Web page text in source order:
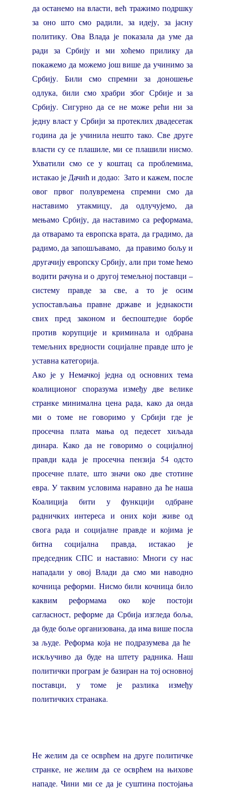
да останемо на власти, већ тражимо подршку
за оно што смо радили, за идеју, за јасну
политику. Ова Влада је показала да уме да
ради за Србију и ми хоћемо прилику да
покажемо да можемо још више да учинимо за
Србију. Били смо спремни за доношење
одлука, били смо храбри због Србије и за
Србију. Сигурно да се не може рећи ни за
једну власт у Србији за протеклих двадесетак
година да је учинила нешто тако. Све друге
власти су се плашиле, ми се плашили нисмо.
Ухватили смо се у коштац са проблемима,
истакао је Дачић и додао: Зато и кажем, после
овог првог полувремена спремни смо да
наставимо утакмицу, да одлучујемо, да
мењамо Србију, да наставимо са реформама,
да отварамо та европска врата, да градимо, да
радимо, да запошљавамо, да правимо бољу и
другачију европску Србију, али при томе ћемо
водити рачуна и о другој темељној поставци –
систему правде за све, а то је осим
успостављања правне државе и једнакости
свих пред законом и беспоштедне борбе
против корупције и криминала и одбрана
темељних вредности социјалне правде што је
уставна категорија.
Ако је у Немачкој једна од основних тема
коалиционог споразума између две велике
странке минимална цена рада, како да онда
ми о томе не говоримо у Србији где је
просечна плата мања од педесет хиљада
динара. Како да не говоримо о социјалној
правди када је просечна пензија 54 одсто
просечне плате, што значи око две стотине
евра. У таквим условима наравно да ће наша
Коалиција бити у функцији одбране
радничких интереса и оних који живе од
свога рада и социјалне правде и којима је
битна социјална правда, истакао је
председник СПС и наставио: Многи су нас
нападали у овој Влади да смо ми наводно
кочница реформи. Нисмо били кочница било
каквим реформама око које постоји
сагласност, реформе да Србија изгледа боља,
да буде боље организована, да има више посла
за људе. Реформа која не подразумева да ће
искључиво да буде на штету радника. Наш
политички програм је базиран на тој основној
поставци, у томе је разлика између
политичких странака.
Не желим да се осврћем на друге политичке
странке, не желим да се осврћем на њихове
нападе. Чини ми се да је суштина постојања